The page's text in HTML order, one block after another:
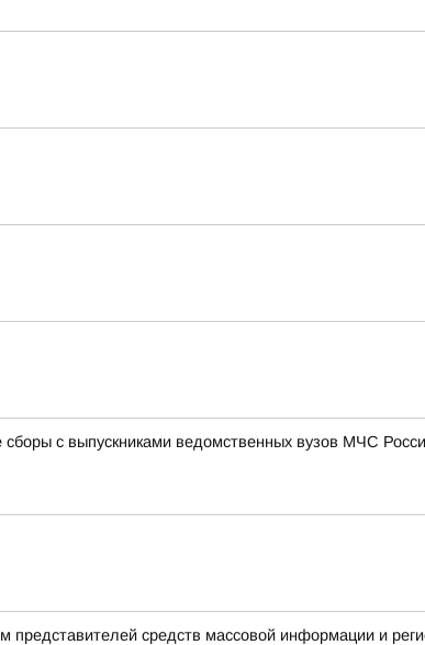
с выпускниками ведомственных вузов МЧС
представителей средств массовой информации и